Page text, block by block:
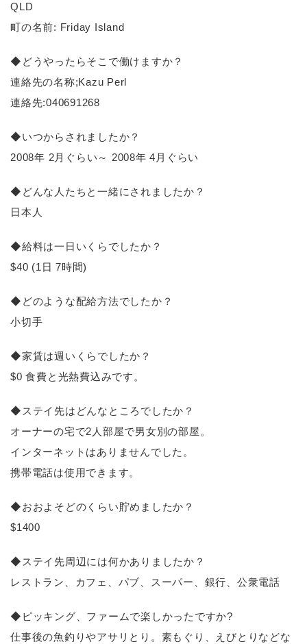
QLD
町の名前: Friday Island
◆どうやったらそこで働けますか？
連絡先の名称;Kazu Perl
連絡先:040691268
◆いつからされましたか？
2008年 2月ぐらい～ 2008年 4月ぐらい
◆どんな人たちと一緒にされましたか？
日本人
◆給料は一日いくらでしたか？
$40 (1日 7時間)
◆どのような配給方法でしたか？
小切手
◆家賃は週いくらでしたか？
$0 食費と光熱費込みです。
◆ステイ先はどんなところでしたか？
オーナーの宅で2人部屋で男女別の部屋。
インターネットはありませんでした。
携帯電話は使用できます。
◆おおよそどのくらい貯めましたか？
$1400
◆ステイ先周辺には何かありましたか？
レストラン、カフェ、パブ、スーパー、銀行、公衆電話
◆ピッキング、ファームで楽しかったですか?
仕事後の魚釣りやアサリとり。素もぐり、えびとりなどな